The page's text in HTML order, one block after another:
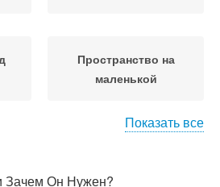
Пространство на
маленькой
Показать все
Зачем Он Нужен?